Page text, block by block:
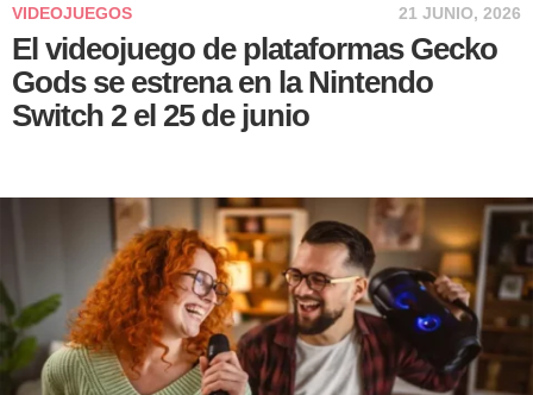
VIDEOJUEGOS 21 JUNIO, 2026
El videojuego de plataformas Gecko
Gods se estrena en la Nintendo
Switch 2 el 25 de junio